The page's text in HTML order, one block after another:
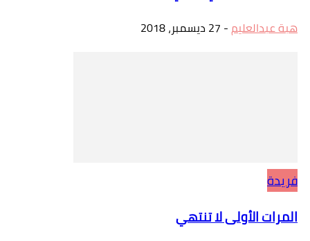
هبة عبدالعليم- 27 ديسمبر، 2018
فريدة
المرات الأولى لا تنتهي